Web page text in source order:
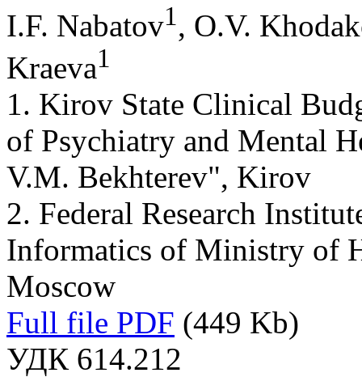
I.F. Nabatov1, O.V.
Kraeva1
1. Kirov State Clinical
of Psychiatry and Mental
V.M. Bekhterev", Kirov
2. Federal Research
Informatics of Ministry of
Moscow
Full file PDF (449 Kb)
УДК 614.212